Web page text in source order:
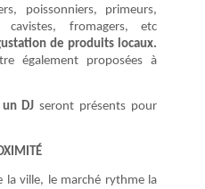
poissonniers, primeurs,
cavistes, fromagers, etc
de produits locaux.
également proposées à
un DJseront présents pour
ville, le marché rythme la